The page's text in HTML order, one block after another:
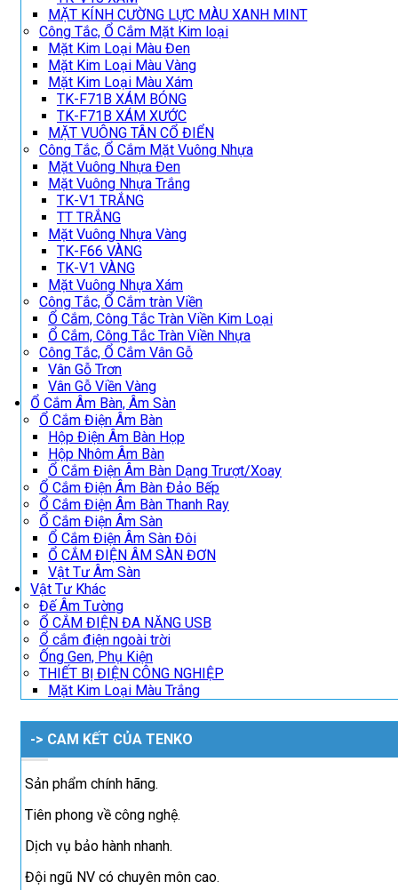
MẶT KÍNH CƯỜNG LỰC MÀU XANH MINT
Công Tắc, Ổ Cắm Mặt Kim loại
Mặt Kim Loại Màu Đen
Mặt Kim Loại Màu Vàng
Mặt Kim Loại Màu Xám
TK-F71B XÁM BÓNG
TK-F71B XÁM XƯỚC
MẶT VUÔNG TÂN CỔ ĐIỂN
Công Tắc, Ổ Cắm Mặt Vuông Nhựa
Mặt Vuông Nhựa Đen
Mặt Vuông Nhựa Trắng
TK-V1 TRẮNG
TT TRẮNG
Mặt Vuông Nhựa Vàng
TK-F66 VÀNG
TK-V1 VÀNG
Mặt Vuông Nhựa Xám
Công Tắc, Ổ Cắm tràn Viền
Ổ Cắm, Công Tắc Tràn Viền Kim Loại
Ổ Cắm, Công Tắc Tràn Viền Nhựa
Công Tắc, Ổ Cắm Vân Gỗ
Vân Gỗ Trơn
Vân Gỗ Viền Vàng
Ổ Cắm Âm Bàn, Âm Sàn
Ổ Cắm Điện Âm Bàn
Hộp Điện Âm Bàn Họp
Hộp Nhôm Âm Bàn
Ổ Cắm Điện Âm Bàn Dạng Trượt/Xoay
Ổ Cắm Điện Âm Bàn Đảo Bếp
Ổ Cắm Điện Âm Bàn Thanh Ray
Ổ Cắm Điện Âm Sàn
Ổ Cắm Điện Âm Sàn Đôi
Ổ CẮM ĐIỆN ÂM SÀN ĐƠN
Vật Tư Âm Sàn
Vật Tư Khác
Đế Âm Tường
Ổ CẮM ĐIỆN ĐA NĂNG USB
Ổ cắm điện ngoài trời
Ống Gen, Phụ Kiện
THIẾT BỊ ĐIỆN CÔNG NGHIỆP
Mặt Kim Loại Màu Trắng
-> CAM KẾT CỦA TENKO
Sản phẩm chính hãng.
Tiên phong về công nghệ.
Dịch vụ bảo hành nhanh.
Đội ngũ NV có chuyên môn cao.